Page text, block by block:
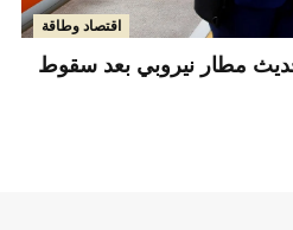
اقتصاد وطاقة
مطار نيروبي بعد سقوط